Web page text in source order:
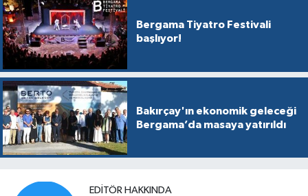
Bergama Tiyatro Festivali
başlıyor!
Bakırçay'ın ekonomik geleceği
Bergama’da masaya yatırıldı
EDITÖR HAKKINDA